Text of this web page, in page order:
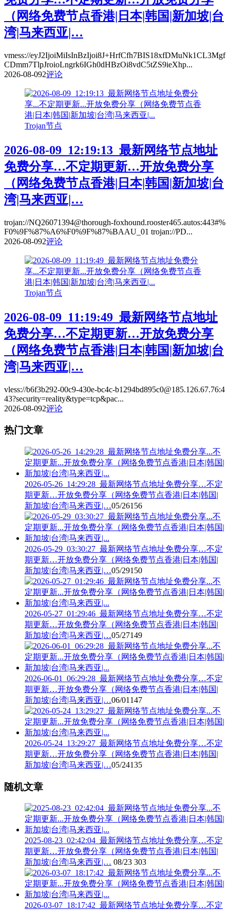
（网络免费节点香港|日本|韩国|新加坡|台
湾|马来西亚|…
vmess://eyJ2IjoiMiIsInBzIjoi8J+HrfCfh7BIS18xfDMuNk1CL3Mgf
CDmm7TlpJroioLngrk6IGh0dHBzOi8vdC5tZS9ieXhp...
2026-08-092评论
Trojan节点
2026-08-09_12:19:13_最新网络节点地址
免费分享…不定期更新…开放免费分享
（网络免费节点香港|日本|韩国|新加坡|台
湾|马来西亚|…
trojan://NQ26071394@thorough-foxhound.rooster465.autos:443#%
F0%9F%87%A6%F0%9F%87%BAAU_01 trojan://PD...
2026-08-092评论
Trojan节点
2026-08-09_11:19:49_最新网络节点地址
免费分享…不定期更新…开放免费分享
（网络免费节点香港|日本|韩国|新加坡|台
湾|马来西亚|…
vless://b6f3b292-00c9-430e-bc4c-b1294bd895c0@185.126.67.76:4
43?security=reality&type=tcp&pac...
2026-08-092评论
热门文章
2026-05-26_14:29:28_最新网络节点地址免费分享…不定
期更新…开放免费分享（网络免费节点香港|日本|韩国|
新加坡|台湾|马来西亚|…05/26156
2026-05-29_03:30:27_最新网络节点地址免费分享…不定
期更新…开放免费分享（网络免费节点香港|日本|韩国|
新加坡|台湾|马来西亚|…05/29150
2026-05-27_01:29:46_最新网络节点地址免费分享…不定
期更新…开放免费分享（网络免费节点香港|日本|韩国|
新加坡|台湾|马来西亚|…05/27149
2026-06-01_06:29:28_最新网络节点地址免费分享…不定
期更新…开放免费分享（网络免费节点香港|日本|韩国|
新加坡|台湾|马来西亚|…06/01 147
2026-05-24_13:29:27_最新网络节点地址免费分享…不定
期更新…开放免费分享（网络免费节点香港|日本|韩国|
新加坡|台湾|马来西亚|…05/24135
随机文章
2025-08-23_02:42:04_最新网络节点地址免费分享…不定
期更新…开放免费分享（网络免费节点香港|日本|韩国|
新加坡|台湾|马来西亚|… 08/23 303
2026-03-07_18:17:42_最新网络节点地址免费分享…不定